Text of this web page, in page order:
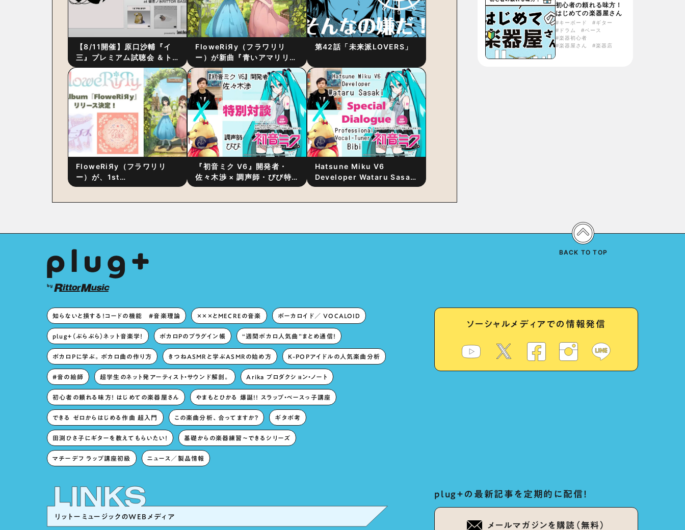
【8/11開催】原口沙輔『イ
三』プレミアム試聴会 ＆ト
ーク・セッション 〜完成直
後の“ピュアな原音体験”と制
作秘話
FloweRiЯy（フラワリリ
ー）が新曲『青いアマリリ
ス』をリリース！1stアルバ
ム詳細も発表
第42話「未来派LOVERS」
FloweRiЯy（フラワリリ
ー）が、1st
Album『FloweRiЯy』を9
『初音ミク V6』開発者・
佐々木渉 × 調声師・びび特
別対談 〜豊かな歌声表現の
Hatsune Miku V6
Developer Wataru Sasaki
× Professional Vocal-
初心者の頼れる味方！
はじめての楽器屋さん
#キーボード
#ギター
#ドラム
#ベース
#楽器初心者
#楽器屋さん
#楽器店
知らないと損する！コードの機能 #音楽理論 ×××とMECREの音楽 ボーカロイド／ VOCALOID
plug+（ぷらぷら）ネット音楽学！ ボカロPのプラグイン帳 “週間ボカロ人気曲”まとめ通信！
ボカロPに学ぶ。ボカロ曲の作り方 きつねASMRと学ぶASMRの始め方 K-POPアイドルの人気楽曲分析
#音の絵師 超学生のネット発アーティスト・サウンド解剖。 Arika プロダクション・ノート
初心者の頼れる味方！ はじめての楽器屋さん やまもとひかる 爆誕!! スラップ・ベースっ子講座
できる ゼロからはじめる作曲 超入門 この楽曲分析、合ってますか？ ギタボ考
田渕ひさ子にギターを教えてもらいたい！ 基礎からの楽器練習〜できるシリーズ
マチーデフ ラップ講座初級 ニュース／製品情報
ソーシャルメディアでの情報発信
リットーミュージックのWEBメディア
plug+の最新記事を定期的に配信！
メールマガジンを購読（無料）
BACK TO TOP